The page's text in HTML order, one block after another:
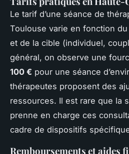
Le tarif d’une séance de
Toulouse varie en fonction
et de la cible (individuel,
général, on observe une
100 € pour une séance
thérapeutes proposent des
ressources. Il est rare que la
prenne en charge ces
cadre de dispositifs
Remboursements et aides